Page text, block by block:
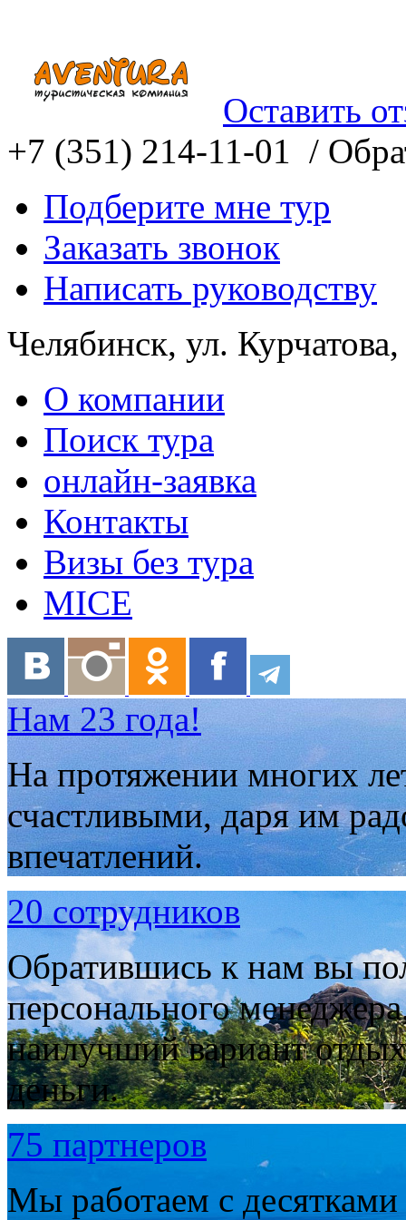
Оставить
+7 (351) 214-11-01 /
Подберите мне тур
Заказать звонок
Написать руководству
Челябинск, ул.
О компании
Поиск тура
онлайн-заявка
Контакты
Визы без тура
MICE
Нам 23 года!
На протяжении многих
счастливыми, даря им
впечатлений.
20 сотрудников
Обратившись к нам вы
персонального
наилучший вариант
деньги.
75 партнеров
Мы работаем с десятками